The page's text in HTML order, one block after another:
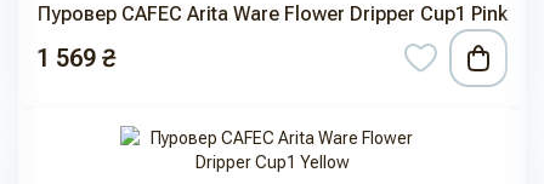
Пуровер CAFEC Arita Ware Flower Dripper Cup1 Pink
1 569 ₴